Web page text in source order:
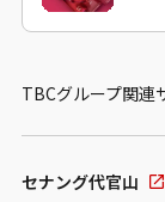
TBCグループ関連
セナング代官山